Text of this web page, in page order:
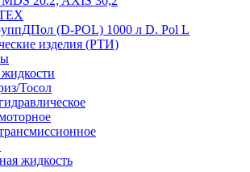
(D-POL) 1000 л D. Pol L
изделия (РТИ)
Тосол
жидкость